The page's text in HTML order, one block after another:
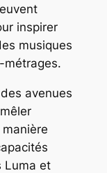
inspirer
musiques
avenues
Luma et